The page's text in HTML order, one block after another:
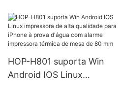
portátil BT Mini de 58 mm
para Android Impressora
térmica portátil de 58 mm
HOP-H801 suporta Win
Android IOS Linux